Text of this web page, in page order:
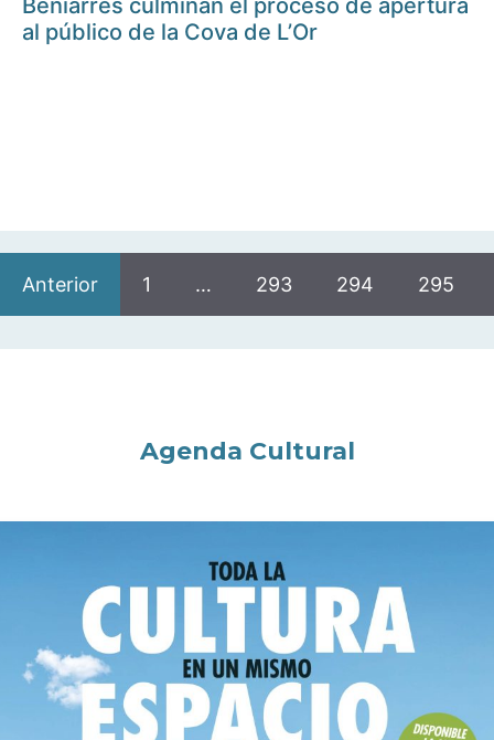
Beniarrés culminan el proceso de apertura
al público de la Cova de L’Or
Anterior 1 … 293 294 295
Agenda Cultural